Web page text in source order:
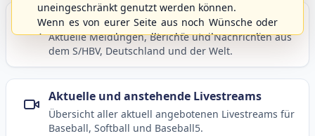
Berichte und Neuigkeiten
Aktuelle Meldungen, Berichte und Nachrichten aus
dem S/HBV, Deutschland und der Welt.
Aktuelle und anstehende Livestreams
Übersicht aller aktuell angebotenen Livestreams für
Baseball, Softball und Baseball5.
uneingeschränkt genutzt werden können.
Wenn es von eurer Seite aus noch Wünsche oder
Anregungen geben sollte, könnt ihr uns diese
gerne an die Verbandsadresseinfo@shbvnet.de
schicken.